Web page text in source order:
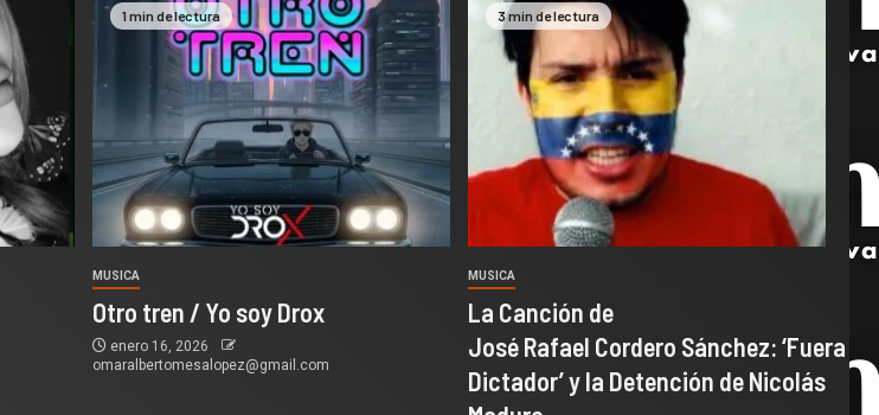
1 min de lectura
MUSICA
Otro tren / Yo soy Drox
enero 16, 2026
omaralbertomesalopez@gmail.com
3 min de lectura
MUSICA
La Canción de
José Rafael Cordero Sánchez: ‘Fuera
Dictador’ y la Detención de Nicolás